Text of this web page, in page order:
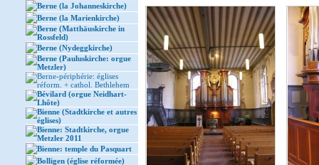
Berne (la Johanneskirche)
Berne (la Marienkirche)
Berne (Matthäuskirche in
Rossfeld)
Berne (Nydeggkirche)
Berne (Pauluskirche: orgue
Metzler)
Berne-périphérie: églises
réform. + cathol. Bethlehem
Bévilard (orgue Neidhart-
Lhôte)
Bienne (Stadtkirche et autres
églises)
Bienne: Stadtkirche, orgue
Metzler 2011
Bienne: temple du Pasquart
Bolligen (église réformée)